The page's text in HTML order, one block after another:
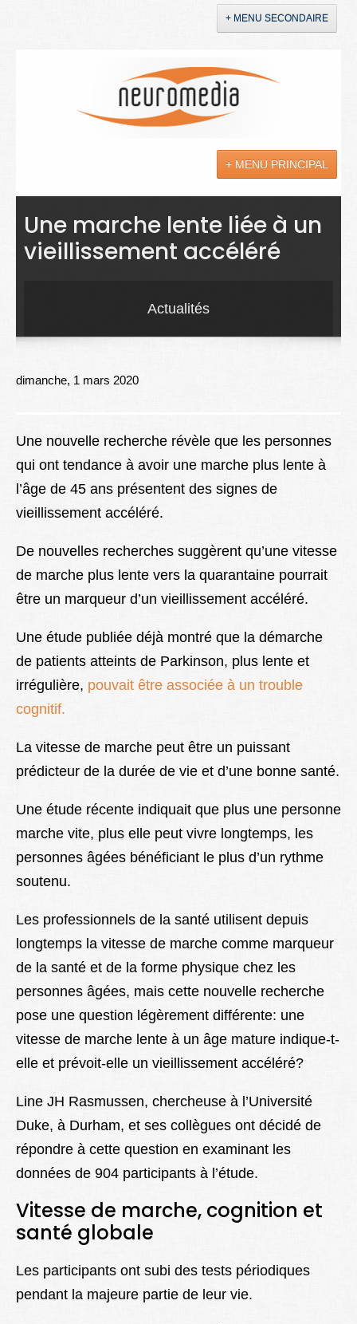
+ MENU SECONDAIRE
+ MENU PRINCIPAL
Actualités
Sciences
Droit
Lexique
Une marche lente liée à un
vieillissement accéléré
Actualités
dimanche, 1 mars 2020
Une nouvelle recherche révèle que les personnes
qui ont tendance à avoir une marche plus lente à
l’âge de 45 ans présentent des signes de
vieillissement accéléré.
De nouvelles recherches suggèrent qu’une vitesse
de marche plus lente vers la quarantaine pourrait
être un marqueur d’un vieillissement accéléré.
Une étude publiée déjà montré que la démarche
de patients atteints de Parkinson, plus lente et
irrégulière, pouvait être associée à un trouble
cognitif.
La vitesse de marche peut être un puissant
prédicteur de la durée de vie et d’une bonne santé.
Une étude récente indiquait que plus une personne
marche vite, plus elle peut vivre longtemps, les
personnes âgées bénéficiant le plus d’un rythme
soutenu.
Les professionnels de la santé utilisent depuis
longtemps la vitesse de marche comme marqueur
de la santé et de la forme physique chez les
personnes âgées, mais cette nouvelle recherche
pose une question légèrement différente: une
vitesse de marche lente à un âge mature indique-t-
elle et prévoit-elle un vieillissement accéléré?
Line JH Rasmussen, chercheuse à l’Université
Duke, à Durham, et ses collègues ont décidé de
répondre à cette question en examinant les
données de 904 participants à l’étude.
Vitesse de marche, cognition et
santé globale
Les participants ont subi des tests périodiques
pendant la majeure partie de leur vie.